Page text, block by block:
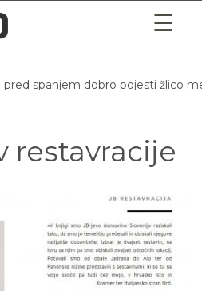
pred spanjem dobro pojesti žlico
restavracije